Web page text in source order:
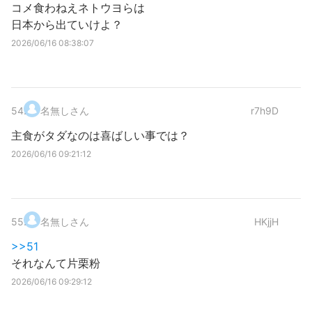
コメ食わねえネトウヨらは
日本から出ていけよ？
2026/06/16 08:38:07
54. 名無しさん r7h9D
主食がタダなのは喜ばしい事では？
2026/06/16 09:21:12
55. 名無しさん HKjjH
>>51
それなんて片栗粉
2026/06/16 09:29:12